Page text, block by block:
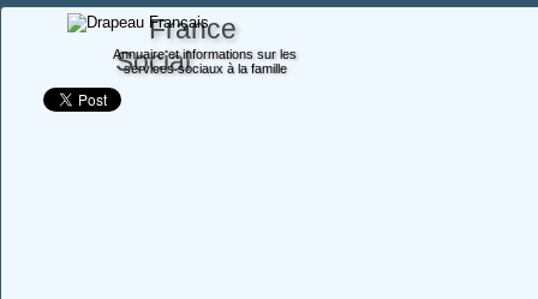
France
Social
Annuaire et informations sur les
services sociaux à la famille